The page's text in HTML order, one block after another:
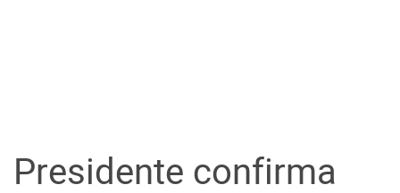
Sociedad
Presidente confirma